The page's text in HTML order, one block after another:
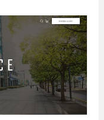
生物
教育
培训
政府
机械
网
站
设
计
常
见
问